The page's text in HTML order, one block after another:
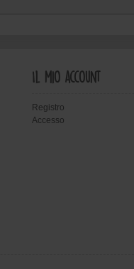
Il mio account
Registro
Accesso